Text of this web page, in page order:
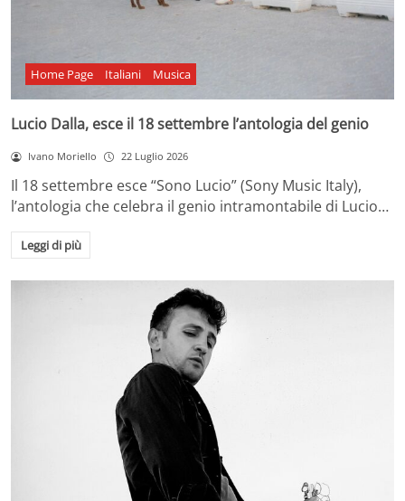
Home Page Italiani Musica
Lucio Dalla, esce il 18 settembre l’antologia del genio
Ivano Moriello 22 Luglio 2026
Il 18 settembre esce “Sono Lucio” (Sony Music Italy),
l’antologia che celebra il genio intramontabile di Lucio…
Leggi di più